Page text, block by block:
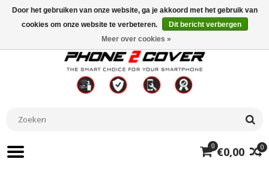
0
0 €0,00
Door het gebruiken van onze website, ga je akkoord met het gebruik van
cookies om onze website te verbeteren.
Dit bericht verbergen
Meer over cookies »